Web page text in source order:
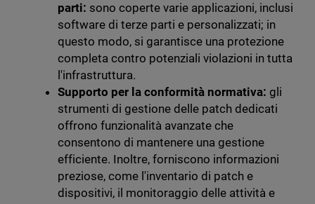
parti: sono coperte varie applicazioni, inclusi
software di terze parti e personalizzati; in
questo modo, si garantisce una protezione
completa contro potenziali violazioni in tutta
l'infrastruttura.
Supporto per la conformità normativa: gli
strumenti di gestione delle patch dedicati
offrono funzionalità avanzate che
consentono di mantenere una gestione
efficiente. Inoltre, forniscono informazioni
preziose, come l'inventario di patch e
dispositivi, il monitoraggio delle attività e